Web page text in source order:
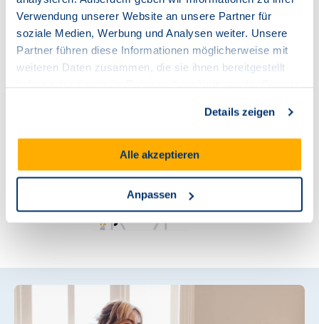
Verwendung unserer Website an unsere Partner für
soziale Medien, Werbung und Analysen weiter. Unsere
Partner führen diese Informationen möglicherweise mit
weiteren Daten zusammen, die sie ihnen bereitgestellt
Details zeigen
Alle akzeptieren
Anpassen
Technische Geräte montieren
Bereitstellung (Konnektierung)